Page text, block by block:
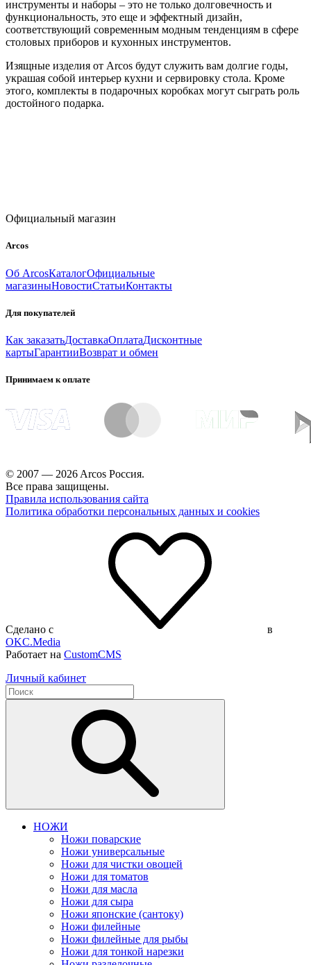
инструменты и наборы – это не только долговечность и
функциональность, это еще и эффектный дизайн,
соответствующий современным модным тенденциям в сфере
столовых приборов и кухонных инструментов.
Изящные изделия от Arcos будут служить вам долгие годы,
украшая собой интерьер кухни и сервировку стола. Кроме
этого, комплекты в подарочных коробках могут сыграть роль
достойного подарка.
Официальный магазин
Arcos
Об ArcosКаталогОфициальные
магазиныНовостиСтатьиКонтакты
Для покупателей
Как заказатьДоставкаОплатаДисконтные
картыГарантииВозврат и обмен
Принимаем к оплате
© 2007 — 2026 Arcos Россия.
Все права защищены.
Правила использования сайта
Политика обработки персональных данных и cookies
Сделано с
в
OKC.Media
Работает на CustomCMS
Личный кабинет
НОЖИ
Ножи поварские
Ножи универсальные
Ножи для чистки овощей
Ножи для томатов
Ножи для масла
Ножи для сыра
Ножи японские (сантоку)
Ножи филейные
Ножи филейные для рыбы
Ножи для тонкой нарезки